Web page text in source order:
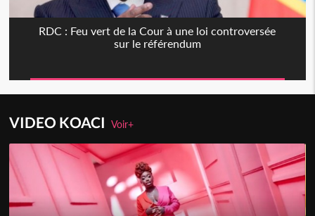
RDC : Feu vert de la Cour à une loi controversée
sur le référendum
VIDEO KOACIVoir+